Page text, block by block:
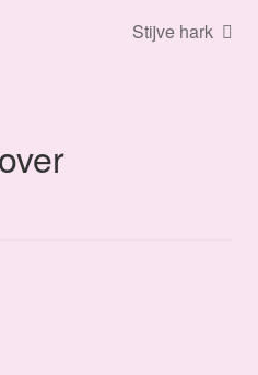
Volgend
Stijve hark